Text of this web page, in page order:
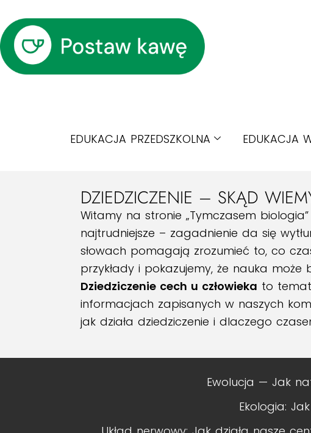
EDUKACJA PRZEDSZKOLNA EDUKACJA
DZIEDZICZENIE – SKĄD
Witamy na stronie „Tymczasem
najtrudniejsze – zagadnienie da się
słowach pomagają zrozumieć to, co
przykłady i pokazujemy, że nauka może
Dziedziczenie cech u człowieka to
informacjach zapisanych w naszych
jak działa dziedziczenie i dlaczego
Ewolucja — Jak
Ekologia: